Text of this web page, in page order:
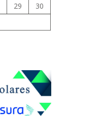
29
30